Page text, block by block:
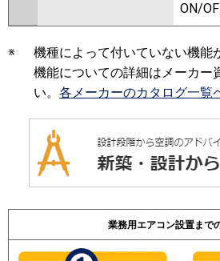
ON/
※
機種によって付いていない機能
機能についての詳細はメーカー
い。 各メーカーのカタログ一覧
業務用エアコン設置まで